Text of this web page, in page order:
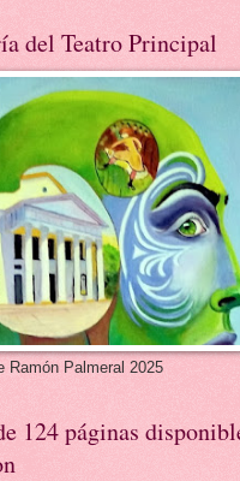
del Teatro Principal
Ramón Palmeral 2025
124 páginas